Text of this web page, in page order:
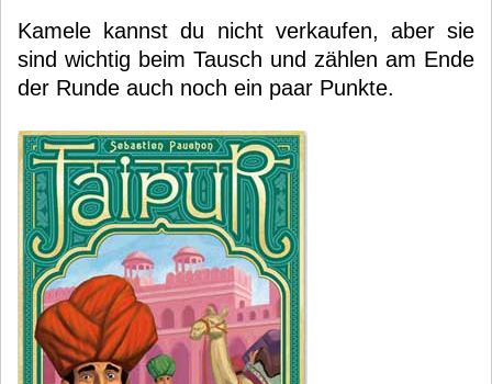
Kamele kannst du nicht verkaufen, aber sie
sind wichtig beim Tausch und zählen am Ende
der Runde auch noch ein paar Punkte.